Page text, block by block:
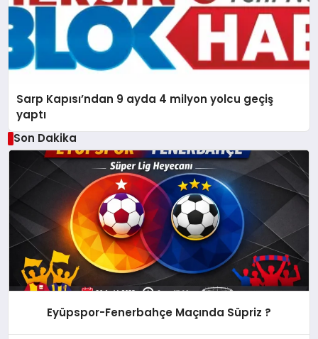
Sarp Kapısı’ndan 9 ayda 4 milyon yolcu geçiş
yaptı
Son Dakika
Eyüpspor-Fenerbahçe Maçında Süpriz ?